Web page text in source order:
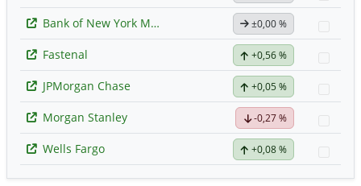
Bank of New York Mellon
±0,00 %
Fastenal
+0,56 %
JPMorgan Chase
+0,05 %
Morgan Stanley
-0,27 %
Wells Fargo
+0,08 %